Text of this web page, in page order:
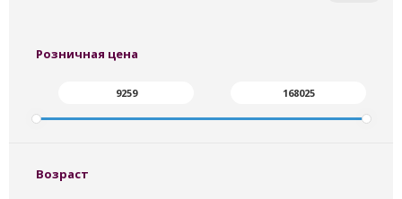
Розничная цена
Возраст